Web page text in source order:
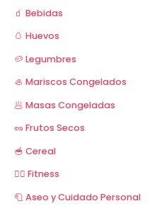
🧃 Bebidas
🥚 Huevos
🥔 Legumbres
🦪 Mariscos Congelados
🥟 Masas Congeladas
🥜 Frutos Secos
🥣 Cereal
🏋️‍♂️ Fitness
🧻 Aseo y Cuidado Personal